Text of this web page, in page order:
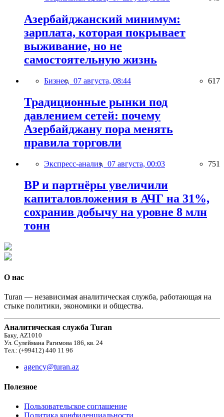
Азербайджанский минимум:
зарплата, которая покрывает
выживание, но не
самостоятельную жизнь
Бизнес, 07 августа, 08:44 617
Традиционные рынки под
давлением сетей: почему
Азербайджану пора менять
правила торговли
Экспресс-анализ, 07 августа, 00:03 751
BP и партнёры увеличили
капиталовложения в АЧГ на 31%,
сохранив добычу на уровне 8 млн
тонн
О нас
Turan — независимая аналитическая служба, работающая на
стыке политики, экономики и общества.
Аналитическая служба Turan
Баку, AZ1010
Ул. Сулеймана Рагимова 186, кв. 24
Тел.: (+99412) 440 11 96
agency@turan.az
Полезное
Пользовательское соглашение
Политика конфиденциальности